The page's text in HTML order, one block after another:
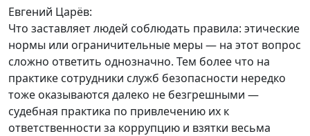
Евгений Царёв:
Что заставляет людей соблюдать правила: этические
нормы или ограничительные меры — на этот вопрос
сложно ответить однозначно. Тем более что на
практике сотрудники служб безопасности нередко
тоже оказываются далеко не безгрешными —
судебная практика по привлечению их к
ответственности за коррупцию и взятки весьма